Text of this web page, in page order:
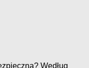
Według